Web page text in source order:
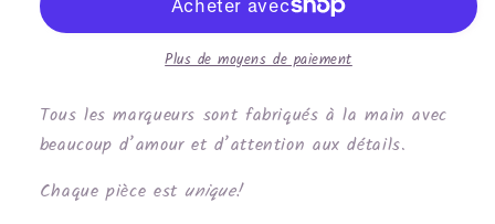
argent
bande
argent
Plus de moyens de paiement
Tous les marqueurs sont fabriqués à la main avec
beaucoup d’amour et d’attention aux détails.
Chaque pièce estunique!